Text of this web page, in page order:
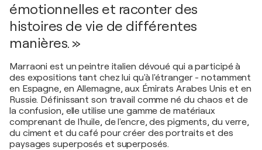
émotionnelles et raconter des
histoires de vie de différentes
manières. »
Marraoni est un peintre italien dévoué qui a participé à
des expositions tant chez lui qu'à l'étranger - notamment
en Espagne, en Allemagne, aux Émirats Arabes Unis et en
Russie. Définissant son travail comme né du chaos et de
la confusion, elle utilise une gamme de matériaux
comprenant de l'huile, de l'encre, des pigments, du verre,
du ciment et du café pour créer des portraits et des
paysages superposés et superposés.